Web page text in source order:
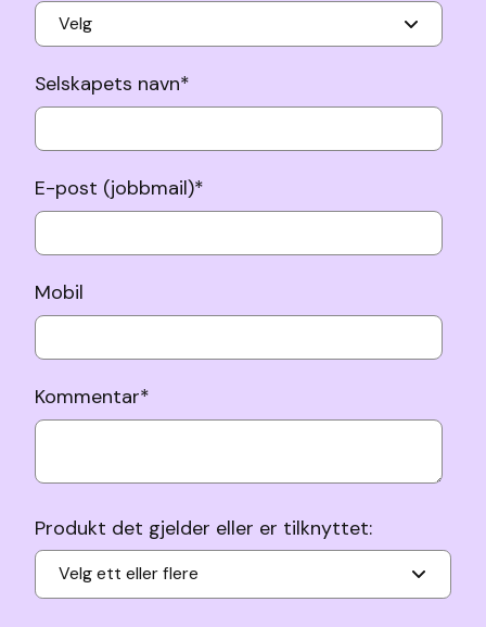
Selskapets navn*
E-post (jobbmail)*
Mobil
Kommentar*
Produkt det gjelder eller er tilknyttet:
Velg ett eller flere